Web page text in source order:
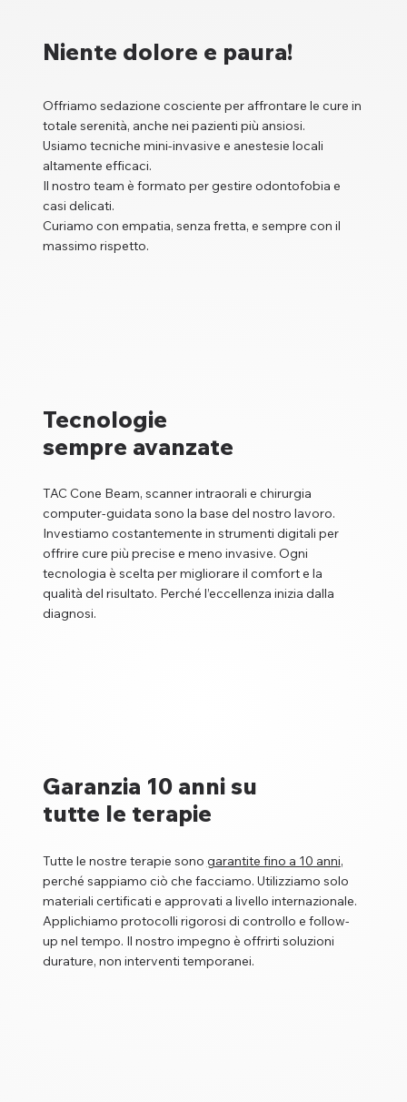
Niente dolore e paura!
Offriamo sedazione cosciente per affrontare le cure in
totale serenità, anche nei pazienti più ansiosi.
Usiamo tecniche mini-invasive e anestesie locali
altamente efficaci.
Il nostro team è formato per gestire odontofobia e
casi delicati.
Curiamo con empatia, senza fretta, e sempre con il
massimo rispetto.
Tecnologie
sempre avanzate
TAC Cone Beam, scanner intraorali e chirurgia
computer-guidata sono la base del nostro lavoro.
Investiamo costantemente in strumenti digitali per
offrire cure più precise e meno invasive. Ogni
tecnologia è scelta per migliorare il comfort e la
qualità del risultato. Perché l’eccellenza inizia dalla
diagnosi.
Garanzia 10 anni su
tutte le terapie
Tutte le nostre terapie sono garantite fino a 10 anni,
perché sappiamo ciò che facciamo. Utilizziamo solo
materiali certificati e approvati a livello internazionale.
Applichiamo protocolli rigorosi di controllo e follow-
up nel tempo. Il nostro impegno è offrirti soluzioni
durature, non interventi temporanei.